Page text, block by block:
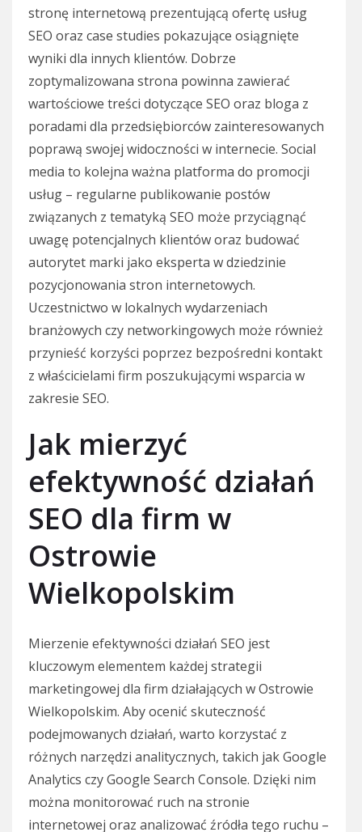
stronę internetową prezentującą ofertę usług
SEO oraz case studies pokazujące osiągnięte
wyniki dla innych klientów. Dobrze
zoptymalizowana strona powinna zawierać
wartościowe treści dotyczące SEO oraz bloga z
poradami dla przedsiębiorców zainteresowanych
poprawą swojej widoczności w internecie. Social
media to kolejna ważna platforma do promocji
usług – regularne publikowanie postów
związanych z tematyką SEO może przyciągnąć
uwagę potencjalnych klientów oraz budować
autorytet marki jako eksperta w dziedzinie
pozycjonowania stron internetowych.
Uczestnictwo w lokalnych wydarzeniach
branżowych czy networkingowych może również
przynieść korzyści poprzez bezpośredni kontakt
z właścicielami firm poszukującymi wsparcia w
zakresie SEO.
Jak mierzyć
efektywność działań
SEO dla firm w
Ostrowie
Wielkopolskim
Mierzenie efektywności działań SEO jest
kluczowym elementem każdej strategii
marketingowej dla firm działających w Ostrowie
Wielkopolskim. Aby ocenić skuteczność
podejmowanych działań, warto korzystać z
różnych narzędzi analitycznych, takich jak Google
Analytics czy Google Search Console. Dzięki nim
można monitorować ruch na stronie
internetowej oraz analizować źródła tego ruchu –